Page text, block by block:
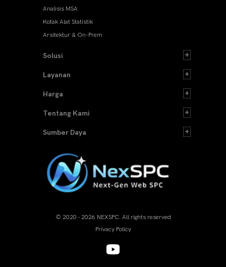
Analisis MSA
Kotak Alat Statistik
Arsitektur & On-Prem
Solusi
Layanan
Harga
Tentang Kami
Sumber Daya
© 2020 - 2026 NEXSPC. All rights reserved
Privacy Policy